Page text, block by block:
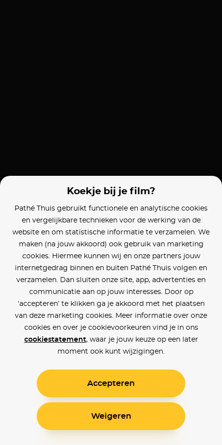
Koekje bij je film?
Pathé Thuis gebruikt functionele en analytische cookies
en vergelijkbare technieken voor de werking van de
website en om statistische informatie te verzamelen. We
maken (na jouw akkoord) ook gebruik van marketing
cookies. Hiermee kunnen wij en onze partners jouw
internetgedrag binnen en buiten Pathé Thuis volgen en
verzamelen. Dan sluiten onze site, app, advertenties en
communicatie aan op jouw interesses. Door op
‘accepteren’ te klikken ga je akkoord met het plaatsen
van deze marketing cookies. Meer informatie over onze
cookies en over je cookievoorkeuren vind je in ons
cookiestatement, waar je jouw keuze op een later
moment ook kunt wijzigingen.
Accepteren
Weigeren